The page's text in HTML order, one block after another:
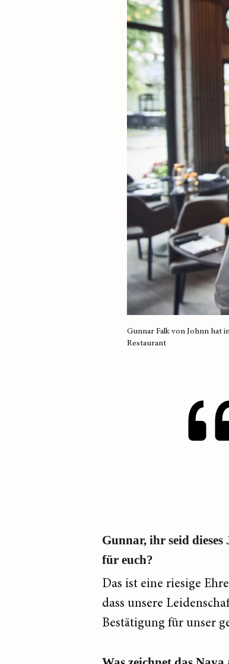
Gunnar Falk von Johnn hat
Restaurant
Gunnar, ihr seid
für euch?
Das ist eine riesige
dass unsere
Bestätigung für unser